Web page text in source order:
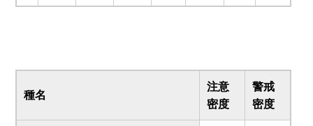
種名
注意
密度
警戒
密度